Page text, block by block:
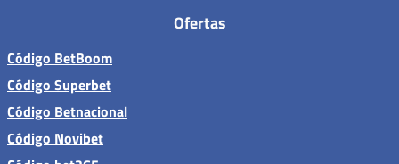
Ofertas
Código BetBoom
Código Superbet
Código Betnacional
Código Novibet